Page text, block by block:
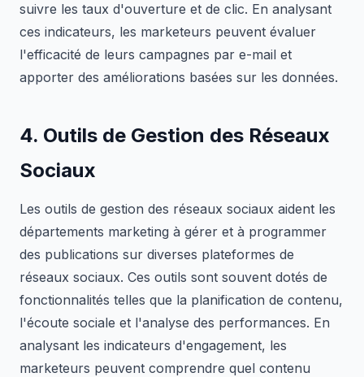
suivre les taux d'ouverture et de clic. En analysant
ces indicateurs, les marketeurs peuvent évaluer
l'efficacité de leurs campagnes par e-mail et
apporter des améliorations basées sur les données.
4. Outils de Gestion des Réseaux
Sociaux
Les outils de gestion des réseaux sociaux aident les
départements marketing à gérer et à programmer
des publications sur diverses plateformes de
réseaux sociaux. Ces outils sont souvent dotés de
fonctionnalités telles que la planification de contenu,
l'écoute sociale et l'analyse des performances. En
analysant les indicateurs d'engagement, les
marketeurs peuvent comprendre quel contenu